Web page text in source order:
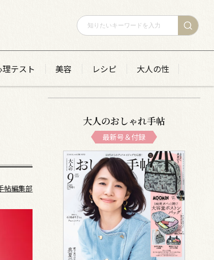
理テスト 美容 レシピ 大人の性
帖編集部
大人のおしゃれ手帖
最新号＆付録